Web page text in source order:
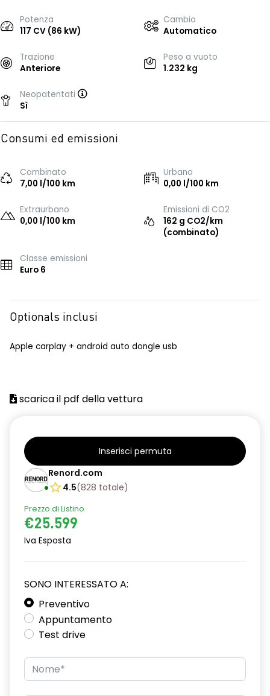
Potenza
117 CV (86 kW)
Cambio
Automatico
Trazione
Anteriore
Peso a vuoto
1.232 kg
Neopatentati
Sì
Consumi ed emissioni
Combinato
7,00 l/100 km
Urbano
0,00 l/100 km
Extraurbano
0,00 l/100 km
Emissioni di CO2
162 g CO2/km
(combinato)
Classe emissioni
Euro 6
Optionals inclusi
Apple carplay + android auto dongle usb
scarica il pdf della vettura
Inserisci permuta
Renord.com
4.5(828 totale)
Prezzo di Listino
€25.599
Iva Esposta
SONO INTERESSATO A:
Preventivo
Appuntamento
Test drive